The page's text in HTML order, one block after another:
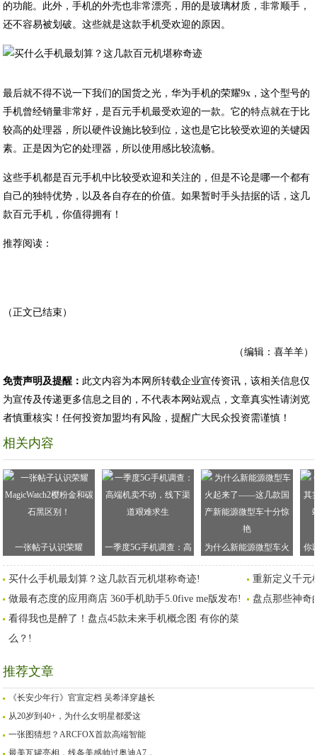
的功能。此外，手机的外壳也非常漂亮，用的是玻璃材质，非常顺手，
还不容易被划破。这些就是这款手机受欢迎的原因。
最后就不得不说一下我们的国货之光，华为手机的荣耀9x，这个型号的
手机曾经销量非常好，是百元手机最受欢迎的一款。它的特点就在于比
较高的处理器，所以硬件设施比较到位，这也是它比较受欢迎的关键因
素。正是因为它的处理器，所以使用感比较流畅。
这些手机都是百元手机中比较受欢迎和关注的，但是不论是哪一个都有
自己的独特优势，以及各自存在的价值。如果暂时手头拮据的话，这几
款百元手机，你值得拥有！
推荐阅读：
（正文已结束）
（编辑：喜羊羊）
免责声明及提醒： 此文内容为本网所转载企业宣传资讯，该相关信息仅
为宣传及传递更多信息之目的，不代表本网站观点，文章真实性请浏览
者慎重核实！任何投资加盟均有风险，提醒广大民众投资需谨慎！
相关内容
一张帖子认识荣耀
MagicWatch2樱粉金和碳
石黑区别！
一季度5G手机调查：高
端机卖不动，线下渠道
艰难求生
为什么新能源微型车火
起来了——这几款国产
新能源微型车十分惊艳
你
买什么手机最划算？这几款百元机堪称奇迹!
重新定义千元
做最有态度的应用商店 360手机助手5.0five me版发布!
盘点那些神奇
看得我也是醉了！盘点45款未来手机概念图 有你的菜
么？!
推荐文章
《长安少年行》官宣定档 吴希泽穿越长
从20岁到40+，为什么女明星都爱这
一张图猜想？ARCFOX首款高端智能
最美瓦罐亮相，线条美感帅过奥迪A7，